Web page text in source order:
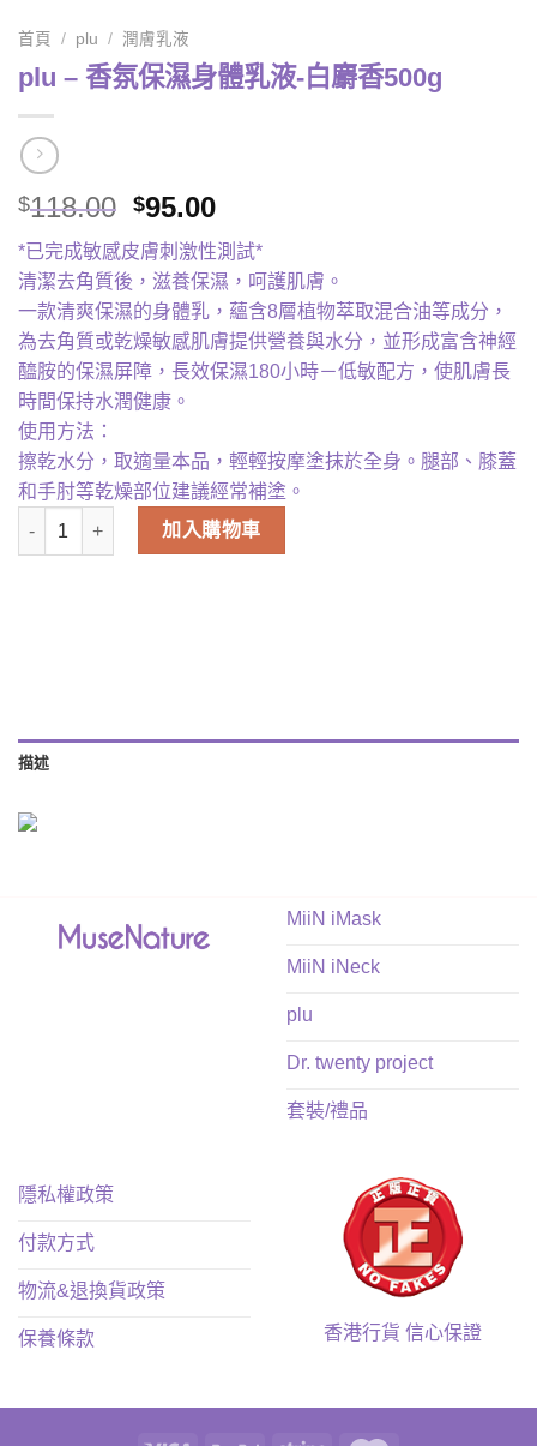
首頁 / plu / 潤膚乳液
plu – 香氛保濕身體乳液-白麝香500g
$118.00 Original
price
was:
$118.00.
$95.00Current
price
is:
$95.00.
*已完成敏感皮膚刺激性測試*
清潔去角質後，滋養保濕，呵護肌膚。
一款清爽保濕的身體乳，蘊含8層植物萃取混合油等成分，
為去角質或乾燥敏感肌膚提供營養與水分，並形成富含神經
醯胺的保濕屏障，長效保濕180小時－低敏配方，使肌膚長
時間保持水潤健康。
使用方法：
擦乾水分，取適量本品，輕輕按摩塗抹於全身。腿部、膝蓋
和手肘等乾燥部位建議經常補塗。
plu - 香氛保濕身體乳液-白麝香500g 數量
加入購物車
描述
MiiN iMask
MiiN iNeck
plu
Dr. twenty project
套裝/禮品
隱私權政策
付款方式
物流&退換貨政策
保養條款 香港行貨 信心保證